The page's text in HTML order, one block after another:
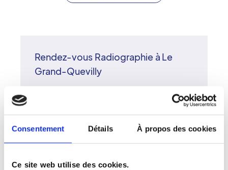
Consentement Détails À propos des cookies
Ce site web utilise des cookies.
Rendez-vous Radiographie à Le
Grand-Quevilly
Quevilly, prenez rendez-vous dans un
centre d'imagerie membre du réseau
Vidi. Les centres Vidi proposent des
et de sécurité optimales. Les